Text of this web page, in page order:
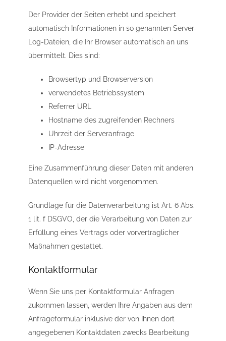
Der Provider der Seiten erhebt und speichert
automatisch Informationen in so genannten Server-
Log-Dateien, die Ihr Browser automatisch an uns
übermittelt. Dies sind:
Browsertyp und Browserversion
verwendetes Betriebssystem
Referrer URL
Hostname des zugreifenden Rechners
Uhrzeit der Serveranfrage
IP-Adresse
Eine Zusammenführung dieser Daten mit anderen
Datenquellen wird nicht vorgenommen.
Grundlage für die Datenverarbeitung ist Art. 6 Abs.
1 lit. f DSGVO, der die Verarbeitung von Daten zur
Erfüllung eines Vertrags oder vorvertraglicher
Maßnahmen gestattet.
Kontaktformular
Wenn Sie uns per Kontaktformular Anfragen
zukommen lassen, werden Ihre Angaben aus dem
Anfrageformular inklusive der von Ihnen dort
angegebenen Kontaktdaten zwecks Bearbeitung